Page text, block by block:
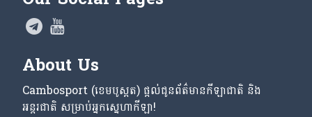
About Us
Cambosport (ខេមបូស្ពត) ផ្តល់ជូនព័ត៌មានកីឡាជាតិ និង
អន្តរជាតិ សម្រាប់អ្នកស្នេហាកីឡា!